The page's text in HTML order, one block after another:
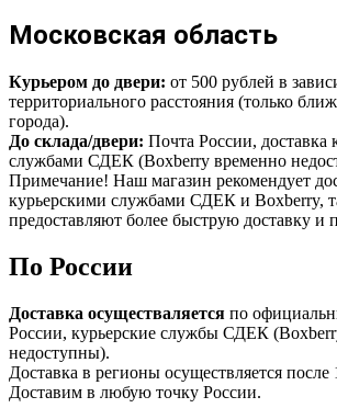
Московская область
Курьером до двери: от 500 рублей в
территориального расстояния (только
города).
До склада/двери: Почта России, доставка
службами СДЕК (Boxberry временно
Примечание! Наш магазин рекомендует
курьерскими службами СДЕК и Boxberry,
предоставляют более быструю доставку
По России
Доставка осуществаляется по
России, курьерские службы СДЕК
недоступны).
Доставка в регионы осуществляется после
Доставим в любую точку России.